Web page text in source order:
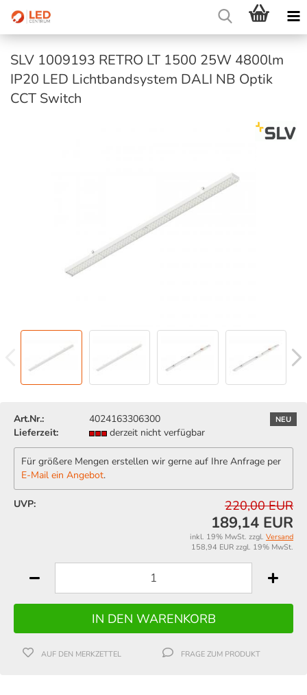
SLV 1009193 RETRO LT 1500 25W 4800lm
IP20 LED Lichtbandsystem DALI NB Optik
CCT Switch
NEU
Art.Nr.:
4024163306300
Lieferzeit:
derzeit nicht verfügbar
Für größere Mengen erstellen wir gerne auf Ihre Anfrage per
E-Mail ein Angebot.
UVP: 220,00 EUR
189,14 EUR
inkl. 19% MwSt. zzgl. Versand
158,94 EUR zzgl. 19% MwSt.
AUF DEN MERKZETTEL FRAGE ZUM PRODUKT